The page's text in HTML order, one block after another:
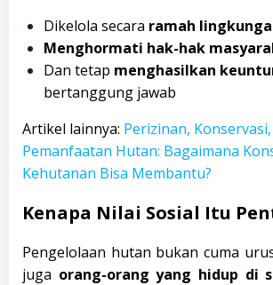
Dikelola secara ramah
Menghormati hak-hak
Dan tetap menghasilkan
bertanggung jawab
Artikel lainnya: Perizinan,
Pemanfaatan Hutan: Bagaimana
Kehutanan Bisa Membantu?
Kenapa Nilai Sosial Itu
Pengelolaan hutan bukan cuma
juga orang-orang yang hidup di